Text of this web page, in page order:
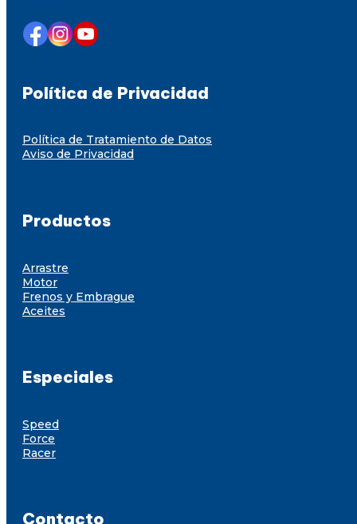
Política de Privacidad
Política de Tratamiento de Datos
Aviso de Privacidad
Productos
Arrastre
Motor
Frenos y Embrague
Aceites
Especiales
Speed
Force
Racer
Contacto